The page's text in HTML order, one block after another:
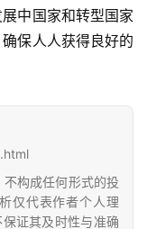
中国家和转型国家
保人人获得良好的
构成任何形式的投
仅代表作者个人理
证其及时性与准确